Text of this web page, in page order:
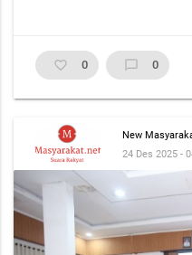
favorite_border 0 chat_bubble_outline 0
New
24 Des 2025 -